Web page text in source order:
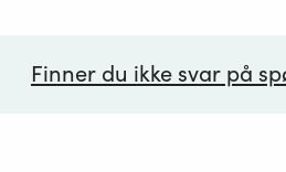
Finner du ikke svar på